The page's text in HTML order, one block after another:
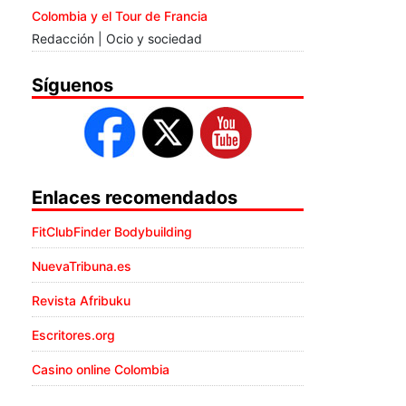
Colombia y el Tour de Francia
Redacción | Ocio y sociedad
Síguenos
Enlaces recomendados
FitClubFinder Bodybuilding
NuevaTribuna.es
Revista Afribuku
Escritores.org
Casino online Colombia